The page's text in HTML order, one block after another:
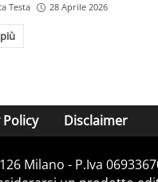
Testa 28 Aprile 2026
Disclaimer
Milano - P.Iva